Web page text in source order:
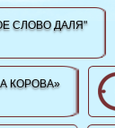
СЛОВО ДАЛЯ"
КОРОВА»